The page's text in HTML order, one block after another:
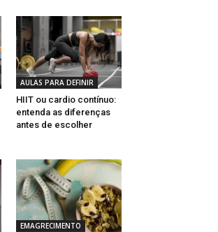
AULAS PARA DEFINIR
HIIT ou cardio contínuo:
entenda as diferenças
antes de escolher
EMAGRECIMENTO